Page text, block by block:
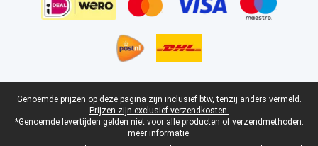
Juridische voettekst
Genoemde prijzen op deze pagina zijn inclusief btw, tenzij anders vermeld.
Prijzen zijn exclusief verzendkosten.
*Genoemde levertijden gelden niet voor alle producten of verzendmethoden:
meer informatie.